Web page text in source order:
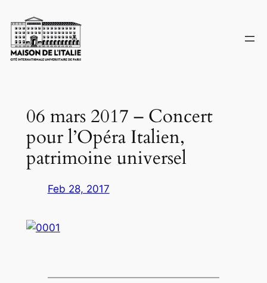
to
content
06 mars 2017 – Concert
pour l’Opéra Italien,
patrimoine universel
Feb 28, 2017